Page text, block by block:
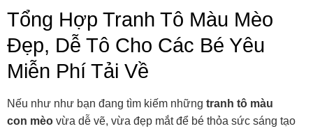
Tổng Hợp Tranh Tô Màu Mèo
Đẹp, Dễ Tô Cho Các Bé Yêu
Miễn Phí Tải Về
Nếu như như bạn đang tìm kiếm những tranh tô màu
con mèo vừa dễ vẽ, vừa đẹp mắt để bé thỏa sức sáng tạo